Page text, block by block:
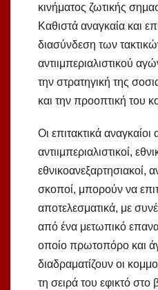
κινήματος ζωτικής
Καθιστά αναγκαία και
διασύνδεση των
αντιιμπεριαλιστικού
την στρατηγική της
και την προοπτική του
Οι επιτακτικά αναγκαίοι
αντιιμπεριαλιστικοί,
εθνικοανεξαρτησιακοί,
σκοποί, μπορούν να
αποτελεσματικά, με
από ένα μετωπικό
οποίο πρωτοπόρο και
διαδραματίζουν οι
τη σειρά του εφικτό στο